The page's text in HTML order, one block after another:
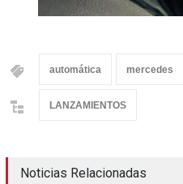
automática mercedes
LANZAMIENTOS
Noticias Relacionadas